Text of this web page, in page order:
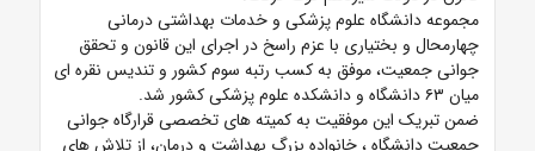
مجموعه دانشگاه علوم پزشکی و خدمات بهداشتی درمانی
چهارمحال و بختیاری با عزم راسخ در اجرای این قانون و تحقق
جوانی جمعیت، موفق به کسب رتبه سوم کشور و تندیس نقره ای
میان ۶۳ دانشگاه و دانشکده علوم پزشکی کشور شد.
ضمن تبریک این موفقیت به کمیته های تخصصی قرارگاه جوانی
جمعیت دانشگاه ، خانواده بزرگ بهداشت و درمان، از تلاش های